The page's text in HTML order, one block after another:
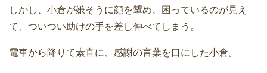
しかし、小倉が嫌そうに顔を顰め、困っているのが見え
て、ついつい助けの手を差し伸べてしまう。
電車から降りて素直に、感謝の言葉を口にした小倉。